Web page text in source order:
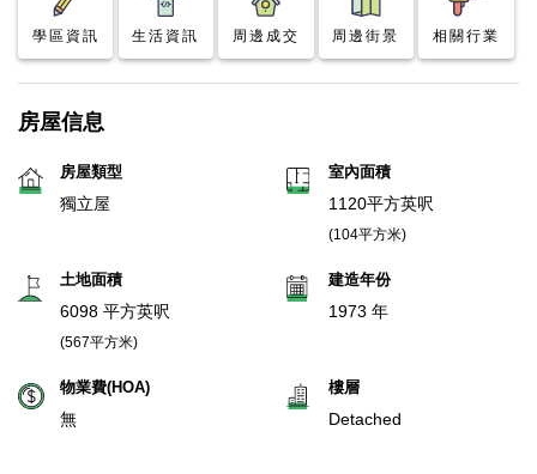
學區資訊 生活資訊 周邊成交 周邊街景 相關行業
房屋信息
房屋類型
獨立屋
室內面積
1120平方英呎
(104平方米)
土地面積
6098 平方英呎
(567平方米)
建造年份
1973 年
物業費(HOA)
無
樓層
Detached